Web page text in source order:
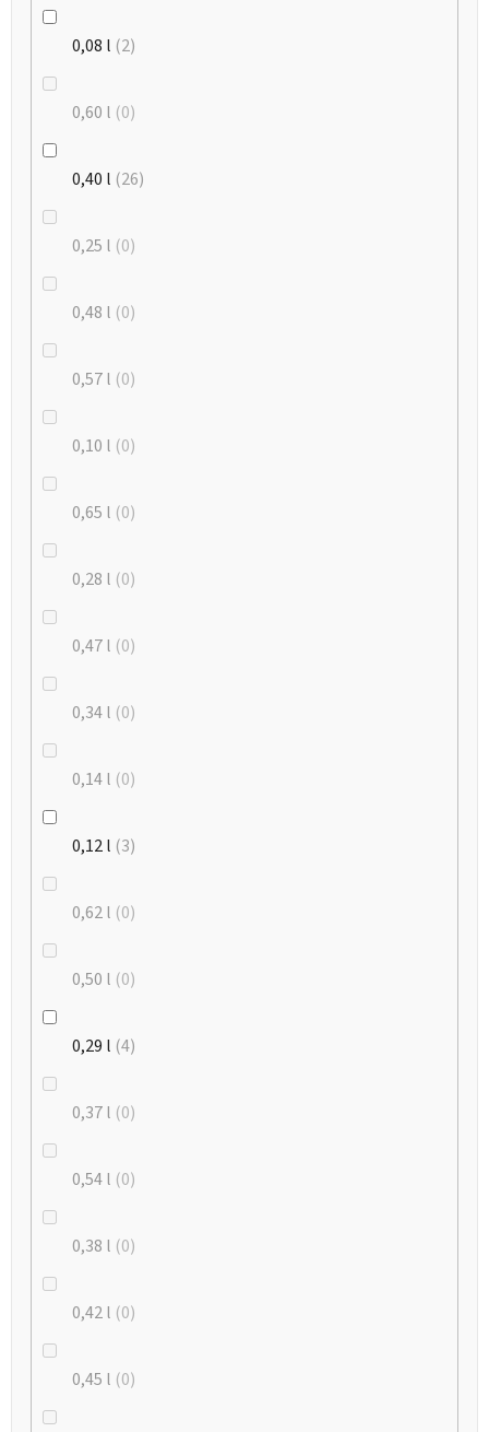
0,08 l 2
0,60 l 0
0,40 l 26
0,25 l 0
0,48 l 0
0,57 l 0
0,10 l 0
0,65 l 0
0,28 l 0
0,47 l 0
0,34 l 0
0,14 l 0
0,12 l 3
0,62 l 0
0,50 l 0
0,29 l 4
0,37 l 0
0,54 l 0
0,38 l 0
0,42 l 0
0,45 l 0